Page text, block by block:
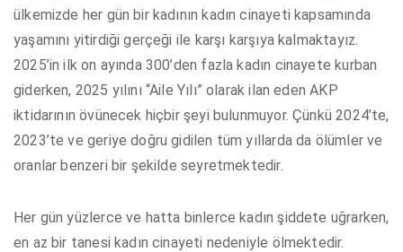
ülkemizde her gün bir kadının kadın cinayeti kapsamında
yaşamını yitirdiği gerçeği ile karşı karşıya kalmaktayız.
2025’in ilk on ayında 300’den fazla kadın cinayete kurban
giderken, 2025 yılını “Aile Yılı” olarak ilan eden AKP
iktidarının övünecek hiçbir şeyi bulunmuyor. Çünkü 2024’te,
2023’te ve geriye doğru gidilen tüm yıllarda da ölümler ve
oranlar benzeri bir şekilde seyretmektedir.
Her gün yüzlerce ve hatta binlerce kadın şiddete uğrarken,
en az bir tanesi kadın cinayeti nedeniyle ölmektedir.